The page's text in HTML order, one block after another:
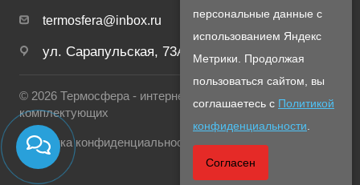
termosfera@inbox.ru
ул. Сарапульская, 73А
© 2026 Термосфера - интернет магазин печей и
комплектующих
Политика конфиденциальности
персональные данные с
использованием Яндекс
Метрики. Продолжая
пользоваться сайтом, вы
соглашаетесь с Политикой
конфиденциальности
Согласен